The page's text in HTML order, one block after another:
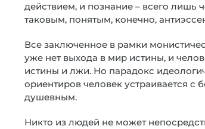
действием, и познание – всего лишь
таковым, понятым, конечно,
Все заключенное в рамки
уже нет выхода в мир истины, и
истины и лжи. Но парадокс
ориентиров человек устраивается
душевным.
Никто из людей не может